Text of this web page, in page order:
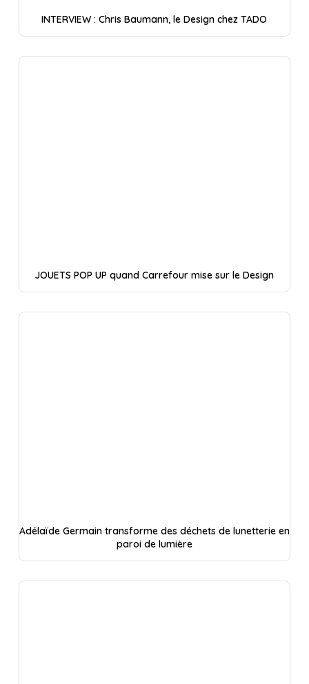
INTERVIEW : Chris Baumann, le Design chez TADO
JOUETS POP UP quand Carrefour mise sur le Design
Adélaïde Germain transforme des déchets de lunetterie en
paroi de lumière